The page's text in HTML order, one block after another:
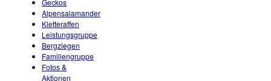
Geckos
Alpensalamander
Kletteraffen
Leistungsgruppe
Bergziegen
Familiengruppe
Fotos &
Aktionen